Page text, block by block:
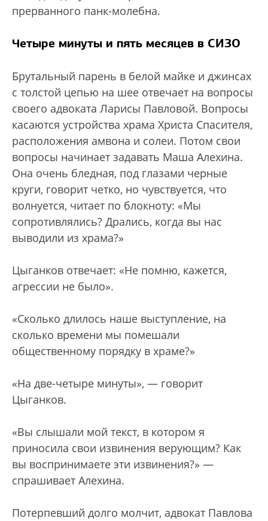
прерванного панк-молебна.
Четыре минуты и пять месяцев в СИЗО
Брутальный парень в белой майке и джинсах
с толстой цепью на шее отвечает на вопросы
своего адвоката Ларисы Павловой. Вопросы
касаются устройства храма Христа Спасителя,
расположения амвона и солеи. Потом свои
вопросы начинает задавать Маша Алехина.
Она очень бледная, под глазами черные
круги, говорит четко, но чувствуется, что
волнуется, читает по блокноту: «Мы
сопротивлялись? Дрались, когда вы нас
выводили из храма?»
Цыганков отвечает: «Не помню, кажется,
агрессии не было».
«Сколько длилось наше выступление, на
сколько времени мы помешали
общественному порядку в храме?»
«На две-четыре минуты», — говорит
Цыганков.
«Вы слышали мой текст, в котором я
приносила свои извинения верующим? Как
вы воспринимаете эти извинения?» —
спрашивает Алехина.
Потерпевший долго молчит, адвокат Павлова